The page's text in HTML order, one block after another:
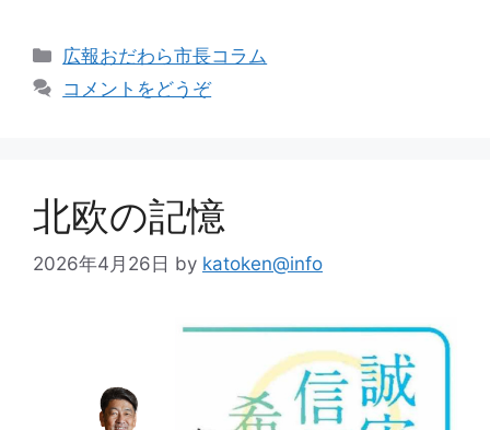
広報おだわら市長コラム
コメントをどうぞ
北欧の記憶
2026年4月26日 by katoken@info